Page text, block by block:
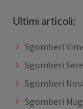
Ultimi articoli:
Sgomberi
Sgomberi
Sgomberi
Sgomberi